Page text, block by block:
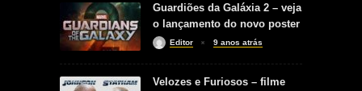
Guardiões da Galáxia 2 – veja
o lançamento do novo poster
Editor 9 anos atrás
Velozes e Furiosos – filme